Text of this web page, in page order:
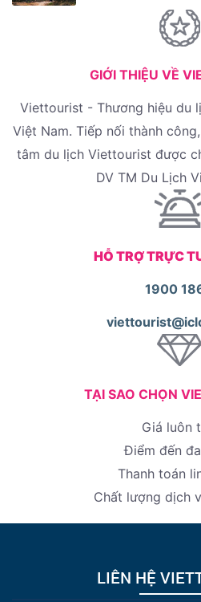
GIỚI THIỆU VỀ
Viettourist - Thương hiệu du
Việt Nam. Tiếp nối thành
tâm du lịch Viettourist được
DV TM Du Lịch
HỖ TRỢ TRỰC
1900
TẠI SAO CHỌN
Giá luôn
Điểm đến
Thanh toán
Chất lượng dịch
LIÊN HỆ